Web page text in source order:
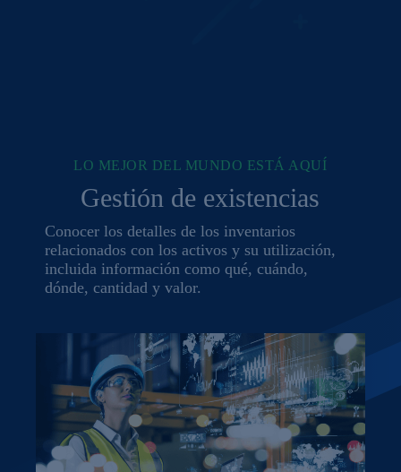
LO MEJOR DEL MUNDO ESTÁ AQUÍ
Gestión de existencias
Conocer los detalles de los inventarios
relacionados con los activos y su utilización,
incluida información como qué, cuándo,
dónde, cantidad y valor.